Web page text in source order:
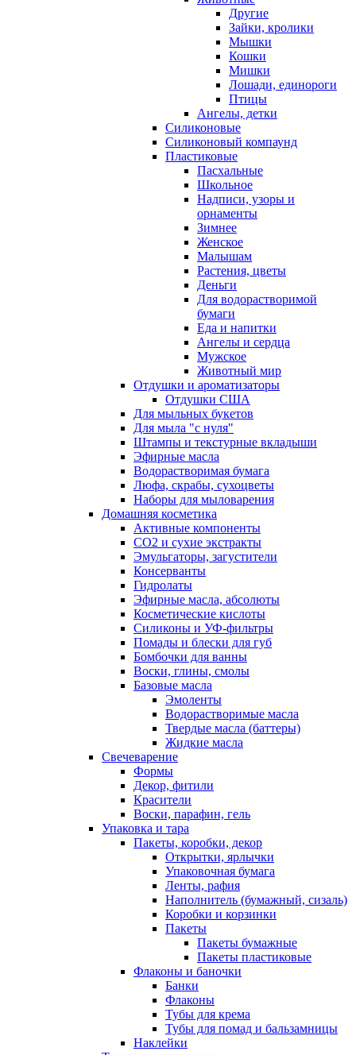
Другие
Зайки, кролики
Мышки
Кошки
Мишки
Лошади, единороги
Птицы
Ангелы, детки
Силиконовые
Силиконовый компаунд
Пластиковые
Пасхальные
Школьное
Надписи, узоры и
орнаменты
Зимнее
Женское
Малышам
Растения, цветы
Деньги
Для водорастворимой
бумаги
Еда и напитки
Ангелы и сердца
Мужское
Животный мир
Отдушки и ароматизаторы
Отдушки США
Для мыльных букетов
Для мыла "с нуля"
Штампы и текстурные вкладыши
Эфирные масла
Водорастворимая бумага
Люфа, скрабы, сухоцветы
Наборы для мыловарения
Домашняя косметика
Активные компоненты
СО2 и сухие экстракты
Эмульгаторы, загустители
Консерванты
Гидролаты
Эфирные масла, абсолюты
Косметические кислоты
Силиконы и УФ-фильтры
Помады и блески для губ
Бомбочки для ванны
Воски, глины, смолы
Базовые масла
Эмоленты
Водорастворимые масла
Твердые масла (баттеры)
Жидкие масла
Свечеварение
Формы
Декор, фитили
Красители
Воски, парафин, гель
Упаковка и тара
Пакеты, коробки, декор
Открытки, ярлычки
Упаковочная бумага
Ленты, рафия
Наполнитель (бумажный, сизаль)
Коробки и корзинки
Пакеты
Пакеты бумажные
Пакеты пластиковые
Флаконы и баночки
Банки
Флаконы
Тубы для крема
Тубы для помад и бальзамницы
Наклейки